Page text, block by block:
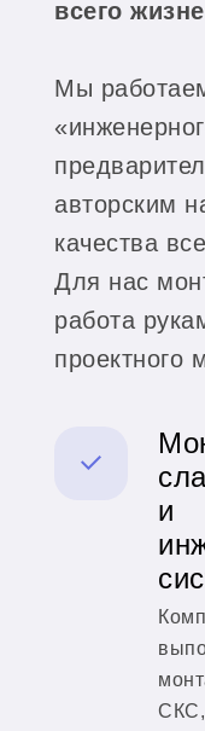
всего
Мы
авторским
качества
Для нас
работа
проектного
и